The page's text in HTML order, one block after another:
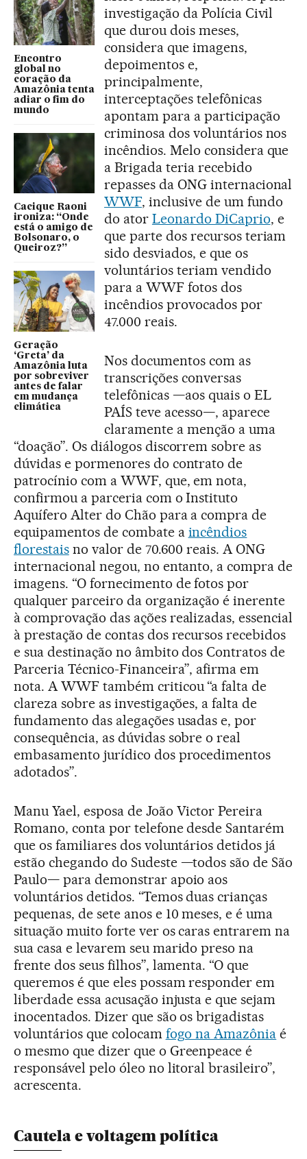
Encontro
global no
coração da
Amazônia tenta
adiar o fim do
mundo
Cacique Raoni
ironiza: “Onde
está o amigo de
Bolsonaro, o
Queiroz?”
Geração
‘Greta’ da
Amazônia luta
por sobreviver
antes de falar
em mudança
climática
investigação da Polícia Civil
que durou dois meses,
considera que imagens,
depoimentos e,
principalmente,
interceptações telefônicas
apontam para a participação
criminosa dos voluntários nos
incêndios. Melo considera que
a Brigada teria recebido
repasses da ONG internacional
WWF, inclusive de um fundo
do ator Leonardo DiCaprio, e
que parte dos recursos teriam
sido desviados, e que os
voluntários teriam vendido
para a WWF fotos dos
incêndios provocados por
47.000 reais.
Nos documentos com as
transcrições conversas
telefônicas —aos quais o EL
PAÍS teve acesso—, aparece
claramente a menção a uma
“doação”. Os diálogos discorrem sobre as
dúvidas e pormenores do contrato de
patrocínio com a WWF, que, em nota,
confirmou a parceria com o Instituto
Aquífero Alter do Chão para a compra de
equipamentos de combate a incêndios
florestaisno valor de 70.600 reais. A ONG
internacional negou, no entanto, a compra de
imagens. “O fornecimento de fotos por
qualquer parceiro da organização é inerente
à comprovação das ações realizadas, essencial
à prestação de contas dos recursos recebidos
e sua destinação no âmbito dos Contratos de
Parceria Técnico-Financeira”, afirma em
nota. A WWF também criticou “a falta de
clareza sobre as investigações, a falta de
fundamento das alegações usadas e, por
consequência, as dúvidas sobre o real
embasamento jurídico dos procedimentos
adotados”.
Manu Yael, esposa de João Victor Pereira
Romano, conta por telefone desde Santarém
que os familiares dos voluntários detidos já
estão chegando do Sudeste —todos são de São
Paulo— para demonstrar apoio aos
voluntários detidos. “Temos duas crianças
pequenas, de sete anos e 10 meses, e é uma
situação muito forte ver os caras entrarem na
sua casa e levarem seu marido preso na
frente dos seus filhos”, lamenta. “O que
queremos é que eles possam responder em
liberdade essa acusação injusta e que sejam
inocentados. Dizer que são os brigadistas
voluntários que colocam fogo na Amazônia é
o mesmo que dizer que o Greenpeace é
responsável pelo óleo no litoral brasileiro”,
acrescenta.
Cautela e voltagem política